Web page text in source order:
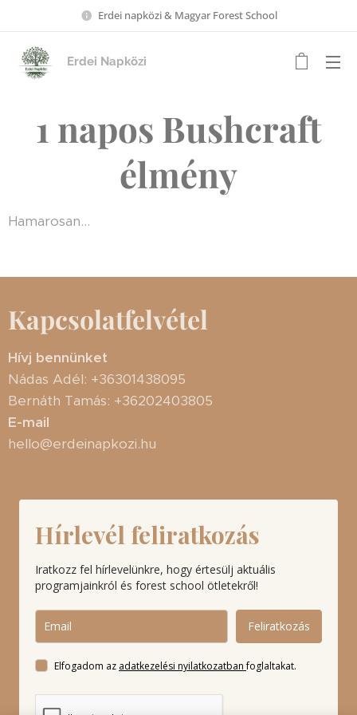
Erdei napközi & Magyar Forest School
Erdei Napközi
1 napos Bushcraft
élmény
Hamarosan...
Kapcsolatfelvétel
Hívj bennünket
Nádas Adél: +36301438095
Bernáth Tamás: +36202403805
E-mail
hello@erdeinapkozi.hu
Hírlevél feliratkozás
Iratkozz fel hírlevelünkre, hogy értesülj aktuális
programjainkról és forest school ötletekről!
Feliratkozás
Elfogadom az adatkezelési nyilatkozatbanfoglaltakat.